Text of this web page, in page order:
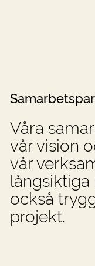
Våra
vår vision
vår
långsiktiga
också
projekt.